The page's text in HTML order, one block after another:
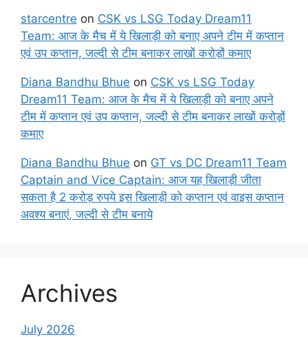
starcentre on CSK vs LSG Today Dream11
Team: आज के मैच में ये खिलाड़ी को बनाए अपने टीम में कप्तान
एवं उप कप्तान, जल्दी से टीम बनाकर लाखों करोड़ों कमाए
Diana Bandhu Bhue on CSK vs LSG Today
Dream11 Team: आज के मैच में ये खिलाड़ी को बनाए अपने
टीम में कप्तान एवं उप कप्तान, जल्दी से टीम बनाकर लाखों करोड़ों
कमाए
Diana Bandhu Bhue on GT vs DC Dream11 Team
Captain and Vice Captain: आज यह खिलाड़ी जीता
सकता है 2 करोड़ रुपये इस खिलाड़ी को कप्तान एवं वाइस कप्तान
अवश्य बनाएं, जल्दी से टीम बनाये
Archives
July 2026